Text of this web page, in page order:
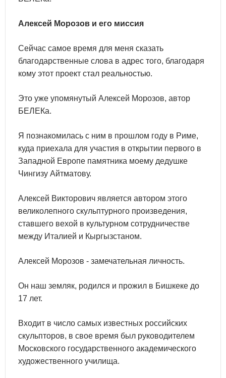
Алексей Морозов и его миссия
Сейчас самое время для меня сказать
благодарственные слова в адрес того, благодаря
кому этот проект стал реальностью.
Это уже упомянутый Алексей Морозов, автор
БЕЛЕКа.
Я познакомилась с ним в прошлом году в Риме,
куда приехала для участия в открытии первого в
Западной Европе памятника моему дедушке
Чингизу Айтматову.
Алексей Викторович является автором этого
великолепного скульптурного произведения,
ставшего вехой в культурном сотрудничестве
между Италией и Кыргызстаном.
Алексей Морозов - замечательная личность.
Он наш земляк, родился и прожил в Бишкеке до
17 лет.
Входит в число самых известных российских
скульпторов, в свое время был руководителем
Московского государственного академического
художественного училища.